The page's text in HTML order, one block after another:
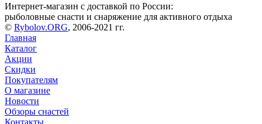
Интернет-магазин с доставкой по России:
рыболовные снасти и снаряжение для активного отдыха
© Rybolov.ORG, 2006-2021 гг.
Главная
Каталог
Акции
Скидки
Покупателям
О магазине
Новости
Обзоры снастей
Контакты